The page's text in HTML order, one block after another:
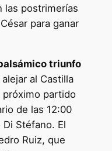
las postrimerías
para ganar
triunfo
al Castilla
próximo partido
de las 12:00
Stéfano. El
Ruiz, que